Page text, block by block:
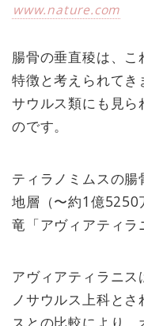
www.nature.com
腸骨の垂直稜は、
特徴と考えられて
サウルス類にも見
のです。
ティラノミムスの
地層（〜約1億5250
竜「アヴィアティラ
アヴィアティラニ
ノサウルス上科と
スとの比較により